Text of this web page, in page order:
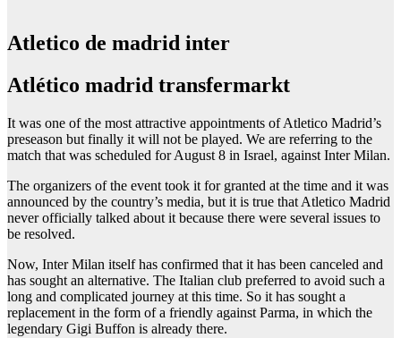
Atletico de madrid inter
Atlético madrid transfermarkt
It was one of the most attractive appointments of Atletico Madrid’s
preseason but finally it will not be played. We are referring to the
match that was scheduled for August 8 in Israel, against Inter Milan.
The organizers of the event took it for granted at the time and it was
announced by the country’s media, but it is true that Atletico Madrid
never officially talked about it because there were several issues to
be resolved.
Now, Inter Milan itself has confirmed that it has been canceled and
has sought an alternative. The Italian club preferred to avoid such a
long and complicated journey at this time. So it has sought a
replacement in the form of a friendly against Parma, in which the
legendary Gigi Buffon is already there.